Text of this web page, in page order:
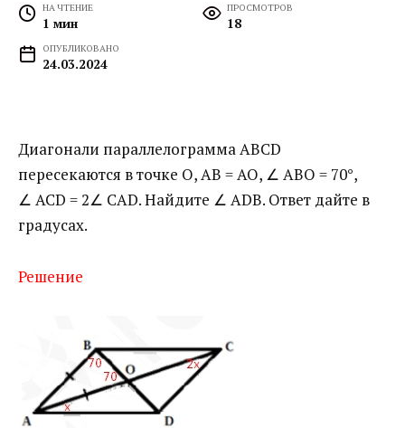
НА ЧТЕНИЕ
1 мин
ПРОСМОТРОВ
18
ОПУБЛИКОВАНО
24.03.2024
Диагонали параллелограмма ABCD
пересекаются в точке O, AB = AO, ∠ ABO = 70°,
∠ ACD = 2∠ CAD. Найдите ∠ ADB. Ответ дайте в
градусах.
Решение